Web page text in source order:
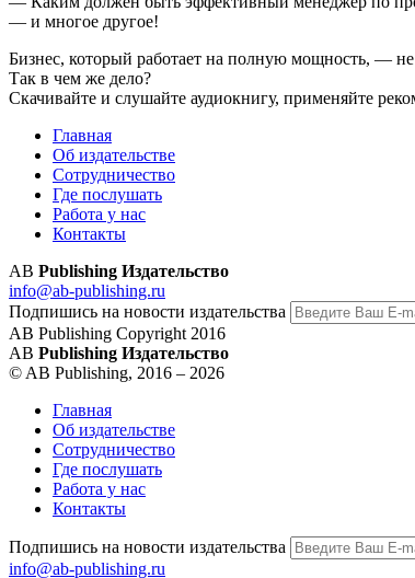
— и многое другое!
Бизнес, который работает на полную мощность, —
Так в чем же дело?
Скачивайте и слушайте аудиокнигу, применяйте
Главная
Об издательстве
Сотрудничество
Где послушать
Работа у нас
Контакты
AB Publishing Издательство
info@ab-publishing.ru
Подпишись на новости издательства
AB Publishing Copyright 2016
AB Publishing Издательство
© AB Publishing, 2016 – 2026
Главная
Об издательстве
Сотрудничество
Где послушать
Работа у нас
Контакты
Подпишись на новости издательства
info@ab-publishing.ru